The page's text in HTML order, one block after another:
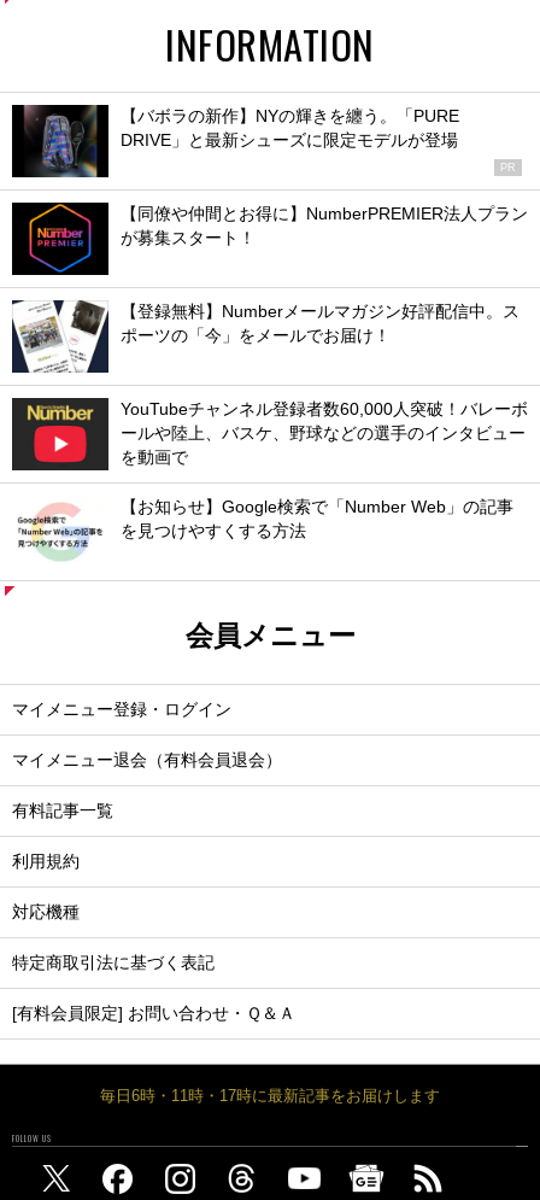
INFORMATION
【バボラの新作】NYの輝きを纏う。「PURE
DRIVE」と最新シューズに限定モデルが登場
PR
【同僚や仲間とお得に】NumberPREMIER法人プラン
が募集スタート！
【登録無料】Numberメールマガジン好評配信中。ス
ポーツの「今」をメールでお届け！
YouTubeチャンネル登録者数60,000人突破！バレーボ
ールや陸上、バスケ、野球などの選手のインタビュー
を動画で
【お知らせ】Google検索で「Number Web」の記事
を見つけやすくする方法
会員メニュー
マイメニュー登録・ログイン
マイメニュー退会（有料会員退会）
有料記事一覧
利用規約
対応機種
特定商取引法に基づく表記
[有料会員限定] お問い合わせ・Ｑ＆Ａ
毎日6時・11時・17時に最新記事をお届けします
FOLLOW US